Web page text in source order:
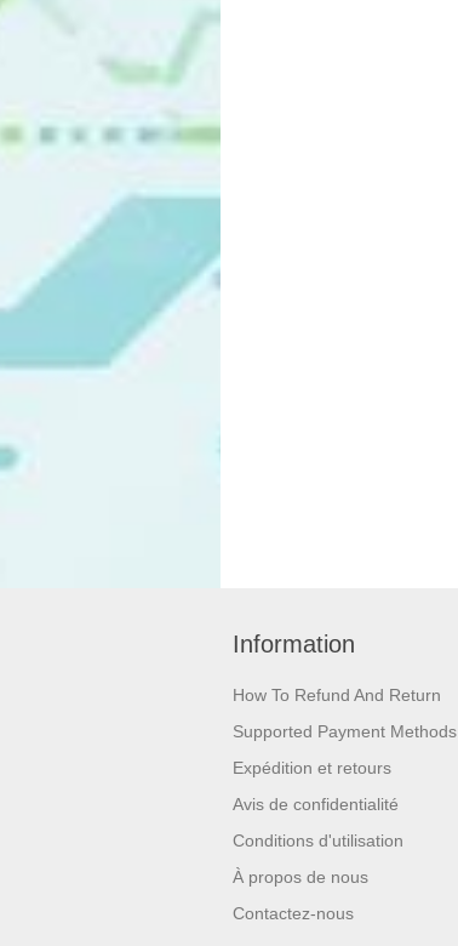
Information
How To Refund And Return
Supported Payment Methods
Expédition et retours
Avis de confidentialité
Conditions d'utilisation
À propos de nous
Contactez-nous